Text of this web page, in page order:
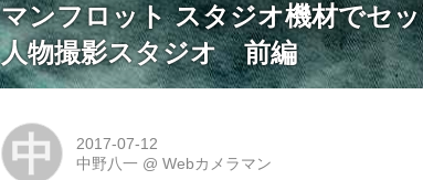
マンフロット スタジオ機材でセ
人物撮影スタジオ 前編
中
2017-07-12
中野八一 @Webカメラマン